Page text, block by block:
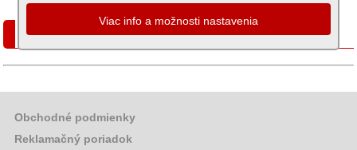
Semená
a
osivá
Bôb,
cícer
Cibuľa sadzačka, Cesnak sadbový
Obchodné podmienky
Reklamačný poriadok